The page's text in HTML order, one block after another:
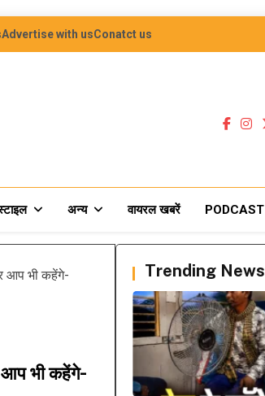
Advertise with usConatct us
अन्य वायरल खबरें PODCAST
आप भी कहेंगे-
आप भी कहेंगे-
Trending News